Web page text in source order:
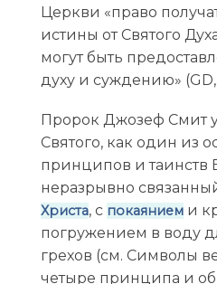
Церкви «право
истины от Святого
могут быть
духу и суждению» (GD,
Пророк Джозеф Смит
Святого, как один из
принципов и таинств
неразрывно
Христа, с покаяниеми
погружением в воду
грехов (см. Символы
четыре принципа и